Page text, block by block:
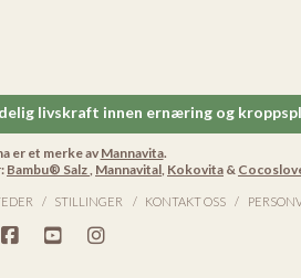
livskraft innen ernæring og
er et merke av Mannavita.
Bambu® Salz, Mannavital, Kokovita &
STILLINGER KONTAKT OSS